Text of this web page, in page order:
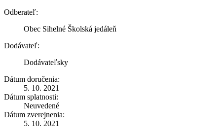
Odberateľ:
Obec Sihelné Školská jedáleň
Dodávateľ:
Dodávateľsky
Dátum doručenia:
5. 10. 2021
Dátum splatnosti:
Neuvedené
Dátum zverejnenia:
5. 10. 2021